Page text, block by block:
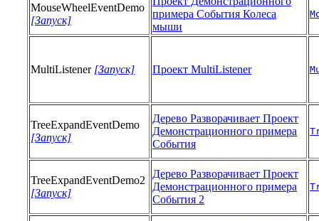
MouseWheelEventDemo
[Запуск]
примера События Колеса
мыши
MultiListener [Запуск] Проект MultiListener
TreeExpandEventDemo
[Запуск]
Дерево Разворачивает Проект
Демонстрационного примера
События
TreeExpandEventDemo2
[Запуск]
Дерево Разворачивает Проект
Демонстрационного примера
События 2